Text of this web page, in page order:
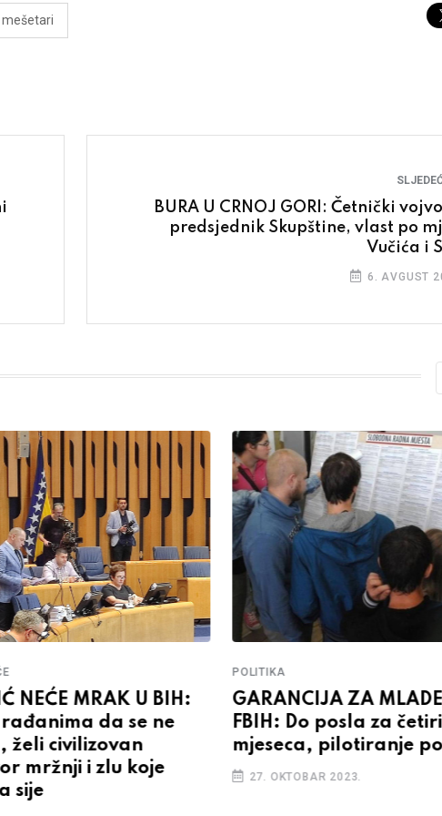
mešetari
BURA U CRNOJ GORI: Četnički
predsjednik Skupštine, vlast po
Vučića i
6. AVGUST
NEĆE MRAK U BIH:
da se ne
želi civilizovan
mržnji i zlu koje
sije
POLITIKA
GARANCIJA ZA
FBIH: Do posla za četiri
mjeseca, pilotiranje
27. OKTOBAR 2023.